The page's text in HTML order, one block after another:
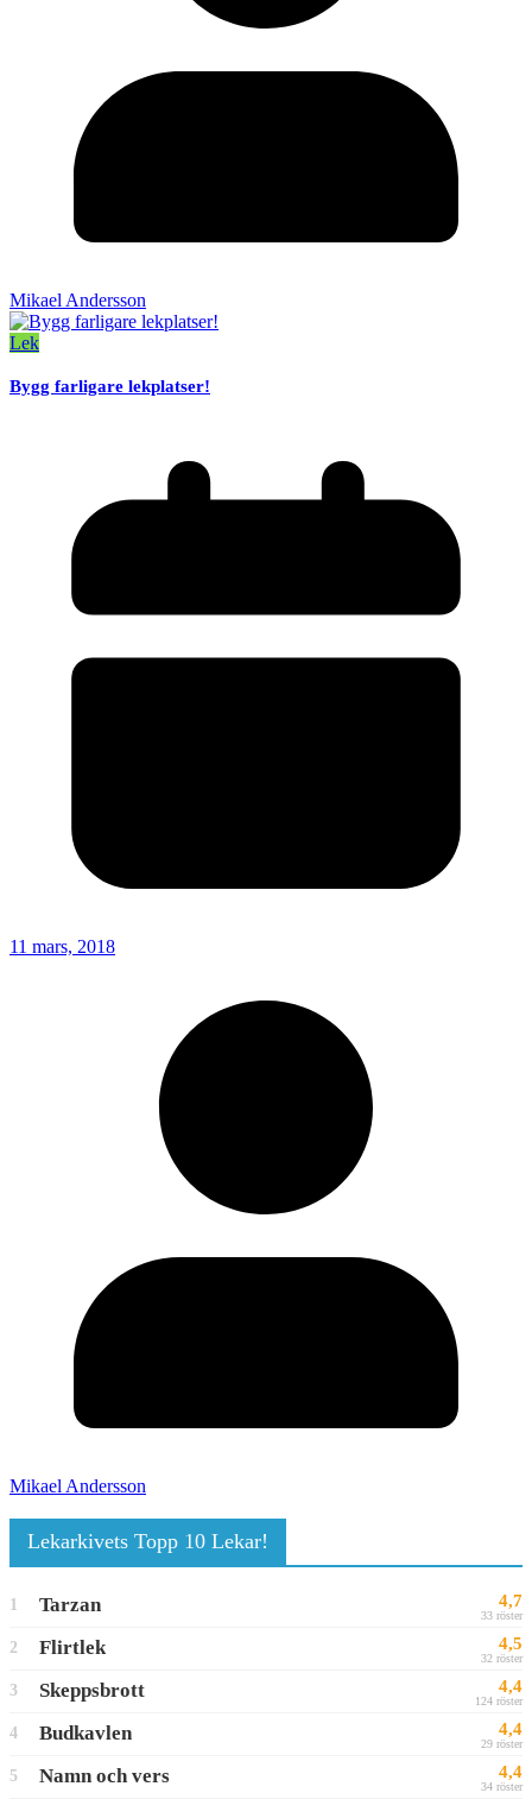
Mikael Andersson
Lek
Bygg farligare lekplatser!
11 mars, 2018
Mikael Andersson
Lekarkivets Topp 10 Lekar!
1 Tarzan 4,7
33 röster
2 Flirtlek 4,5
32 röster
3 Skeppsbrott 4,4
124 röster
4 Budkavlen 4,4
29 röster
5 Namn och vers 4,4
34 röster